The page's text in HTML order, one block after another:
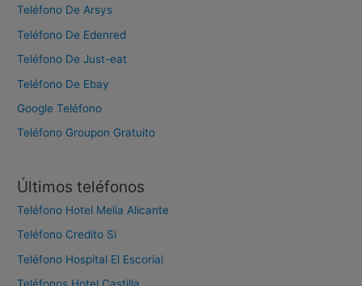
:
Teléfono De Arsys
Teléfono De Edenred
Teléfono De Just-eat
Teléfono De Ebay
Google Teléfono
Teléfono Groupon Gratuito
Últimos teléfonos
Teléfono Hotel Melia Alicante
Teléfono Credito Si
Teléfono Hospital El Escorial